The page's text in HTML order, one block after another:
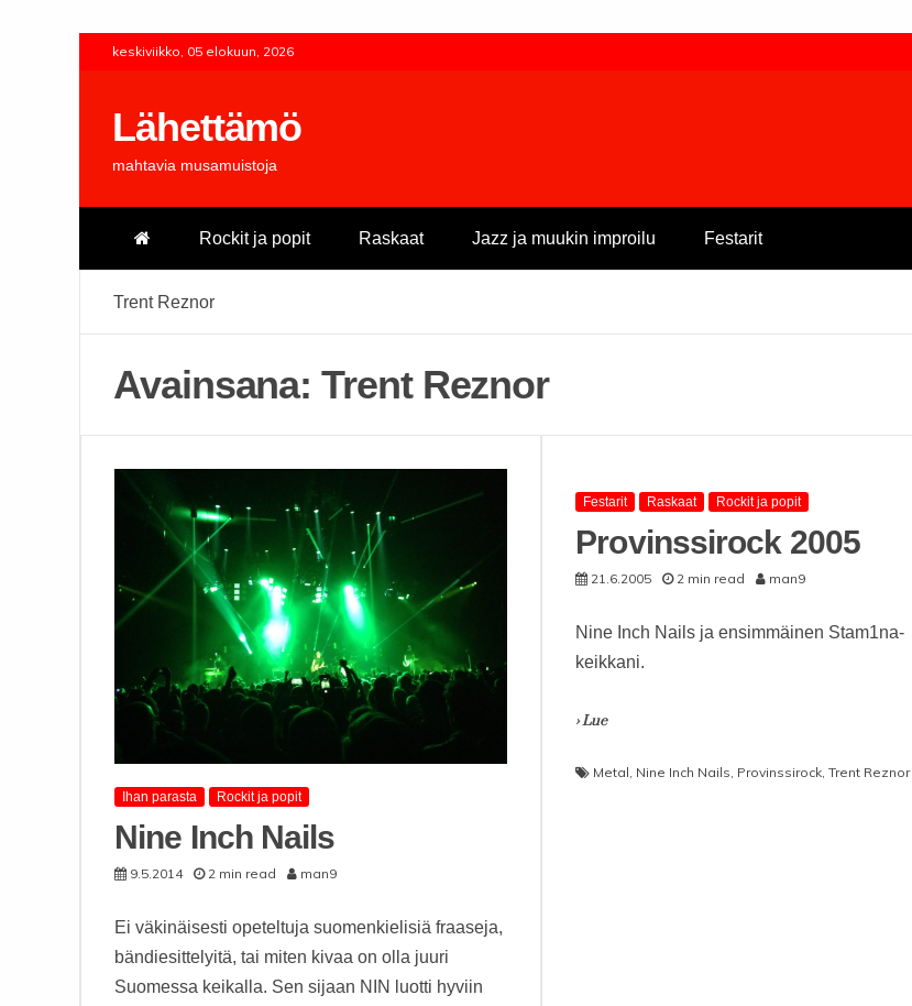
keskiviikko, 05 elokuun, 2026
Lähettämö
mahtavia musamuistoja
Rockit ja popit Raskaat Jazz ja muukin improilu Festarit
Trent Reznor
Avainsana:Trent Reznor
Ihan parasta Rockit ja popit
Nine Inch Nails
9.5.2014 2 min read man9
Ei väkinäisesti opeteltuja suomenkielisiä fraaseja,
bändiesittelyitä, tai miten kivaa on olla juuri
Suomessa keikalla. Sen sijaan NIN luotti hyviin
Festarit Raskaat Rockit ja popit
Provinssirock 2005
21.6.2005 2 min read man9
Nine Inch Nails ja ensimmäinen Stam1na-
keikkani.
› Lue
Metal, Nine Inch Nails, Provinssirock,Trent Reznor